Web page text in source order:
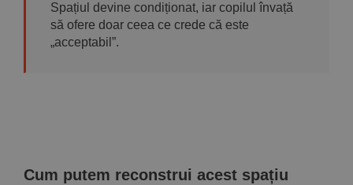
Spațiul devine condiționat, iar copilul învață
să ofere doar ceea ce crede că este
„acceptabil”.
Cum putem reconstrui acest spațiu